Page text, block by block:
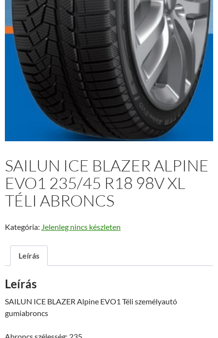
SAILUN ICE BLAZER ALPINE
EVO1 235/45 R18 98V XL
TÉLI ABRONCS
Kategória: Jelenleg nincs készleten
Leírás
Leírás
SAILUN ICE BLAZER Alpine EVO1 Téli személyautó
gumiabroncs